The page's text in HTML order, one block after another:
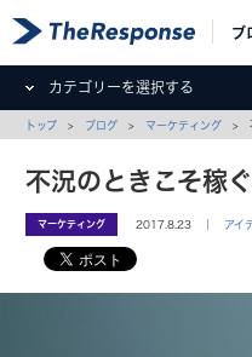
ブ
カテゴリーを選択する
トップ > ブログ > マーケティング > 不
不況のときこそ稼
マーケティング 2017.8.23 ｜ アイ